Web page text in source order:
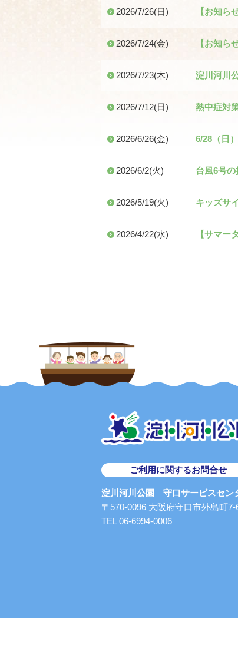
2026/7/26(日) 【お知ら
2026/7/24(金) 【お知
2026/7/23(木) 淀川河川
2026/7/12(日) 熱中症対
2026/6/26(金) 6/28（日
2026/6/2(火) 台風6号
2026/5/19(火) キッズサ
2026/4/22(水) 【サマー
ご利用に関するお問合せ
淀川河川公園 守口サービスセン
〒570-0096 大阪府守口市外島町7-
TEL 06-6994-0006